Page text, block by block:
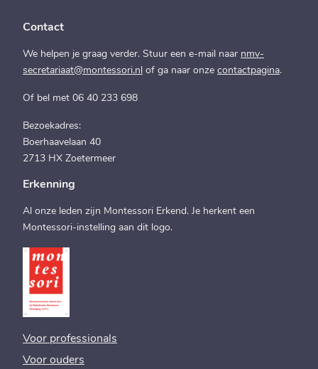
Contact
We helpen je graag verder. Stuur een e-mail naar nmv-
secretariaat@montessori.nl of ga naar onze contactpagina.
Of bel met 06 40 233 698
Bezoekadres:
Boerhaavelaan 40
2713 HX Zoetermeer
Erkenning
Al onze leden zijn Montessori Erkend. Je herkent een
Montessori-instelling aan dit logo.
Voor professionals
Voor ouders